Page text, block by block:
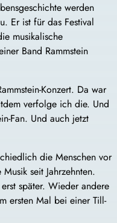
werden
Er ist für das Festival
musikalische
Band Rammstein
Konzert. Da war
verfolge ich die. Und
Fan. Und auch jetzt
die Menschen vor
seit Jahrzehnten.
später. Wieder andere
ersten Mal bei einer Till-